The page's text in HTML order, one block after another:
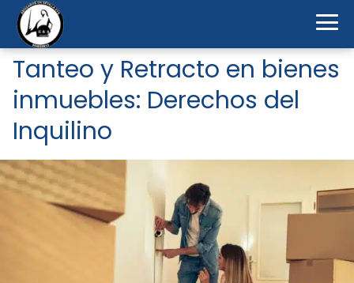
Tanteo y Retracto en bienes
inmuebles: Derechos del
Inquilino